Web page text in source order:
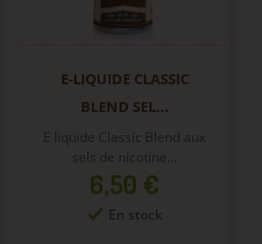
E-LIQUIDE CLASSIC
BLEND SEL...
E liquide Classic Blend aux
sels de nicotine...
Prix
6,50 €
En stock